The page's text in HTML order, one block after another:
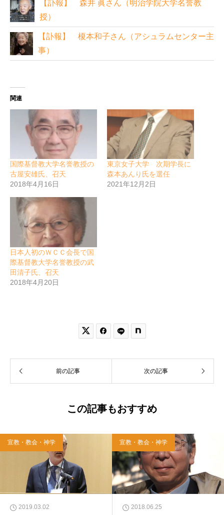
【訃報】 森井 眞さん（明治学院大学名誉教
授）
【訃報】 榎本和子さん（アシュラムセンター主
事）
関連
国際基督教大学名誉教授の
古屋安雄氏、召天
2018年4月16日
東京女子大学 次期学長に
森本あんり氏を選任
2021年12月2日
日本人初のＷＣＣ会長で国
際基督教大学名誉教授の武
田清子氏、召天
2018年4月20日
 
前の記事 次の記事
この記事もおすすめ
宣教・教会・神学
2019.03.02
宣教・教会・神学
2018.06.25